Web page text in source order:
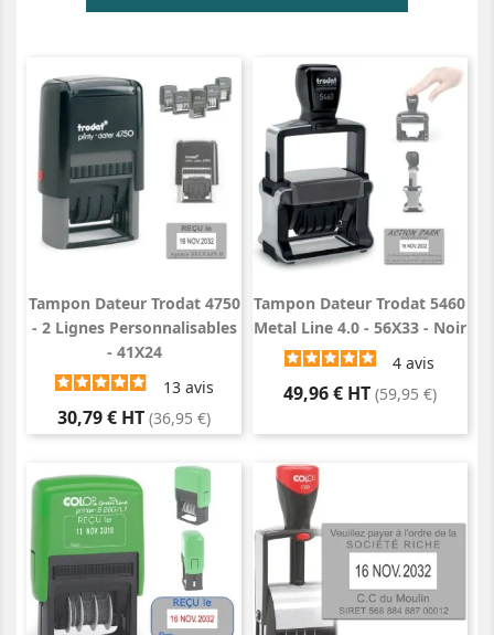
Tampon Dateur Trodat 4750
- 2 Lignes Personnalisables
- 41X24
13 avis
Prix
30,79 € HT (36,95 €)
Tampon Dateur Trodat 5460
Metal Line 4.0 - 56X33 - Noir
4avis
Prix
49,96 € HT (59,95 €)